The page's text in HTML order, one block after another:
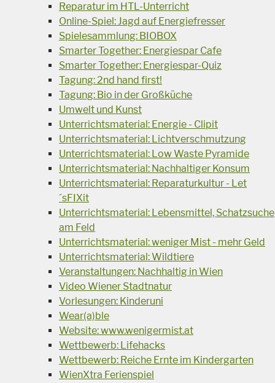
Reparatur im HTL-Unterricht
Online-Spiel: Jagd auf Energiefresser
Spielesammlung: BIOBOX
Smarter Together: Energiespar Cafe
Smarter Together: Energiespar-Quiz
Tagung: 2nd hand first!
Tagung: Bio in der Großküche
Umwelt und Kunst
Unterrichtsmaterial: Energie - Clipit
Unterrichtsmaterial: Lichtverschmutzung
Unterrichtsmaterial: Low Waste Pyramide
Unterrichtsmaterial: Nachhaltiger Konsum
Unterrichtsmaterial: Reparaturkultur - Let
´sFIXit
Unterrichtsmaterial: Lebensmittel, Schatzsuche
am Feld
Unterrichtsmaterial: weniger Mist - mehr Geld
Unterrichtsmaterial: Wildtiere
Veranstaltungen: Nachhaltig in Wien
Video Wiener Stadtnatur
Vorlesungen: Kinderuni
Wear(a)ble
Website: www.wenigermist.at
Wettbewerb: Lifehacks
Wettbewerb: Reiche Ernte im Kindergarten
WienXtra Ferienspiel